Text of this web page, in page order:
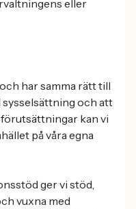
eller
har samma rätt till
och att
kan vi
på våra egna
ger vi stöd,
vuxna med